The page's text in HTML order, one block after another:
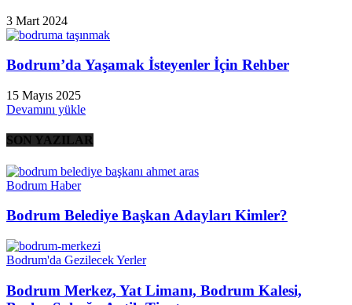
3 Mart 2024
Bodrum’da Yaşamak İsteyenler İçin Rehber
15 Mayıs 2025
Devamını yükle
SON YAZILAR
Bodrum Haber
Bodrum Belediye Başkan Adayları Kimler?
Bodrum'da Gezilecek Yerler
Bodrum Merkez, Yat Limanı, Bodrum Kalesi,